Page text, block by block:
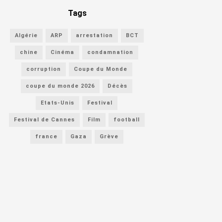
Tags
Algérie ARP arrestation BCT
chine Cinéma condamnation
corruption Coupe du Monde
coupe du monde 2026 Décès
Etats-Unis Festival
Festival de Cannes Film football
france Gaza Grève